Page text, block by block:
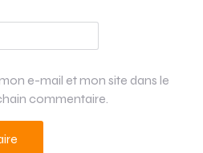
e-mail et mon site dans le
commentaire.